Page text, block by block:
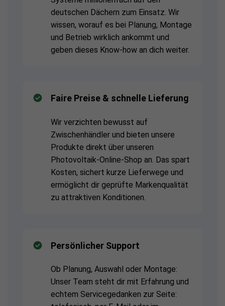
deutschen Dächern zum Einsatz. Wir
wissen, worauf es bei Planung, Montage
und Betrieb wirklich ankommt und
geben dieses Know-how an dich weiter.
Faire Preise & schnelle Lieferung
Wir verzichten bewusst auf
Zwischenhändler und bieten unsere
Produkte direkt über unseren
Photovoltaik-Online-Shop an. Das spart
Kosten, sichert kurze Lieferwege und
ermöglicht dir geprüfte Markenqualität
zu attraktiven Konditionen.
Persönlicher Support
Ob Planung, Auswahl oder Montage:
Unser Team steht dir mit Erfahrung und
echtem Servicegedanken zur Seite: